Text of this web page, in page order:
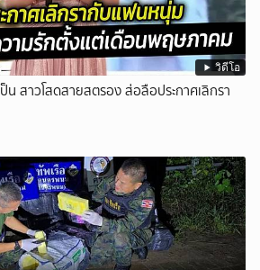
วิดีโอ
น สาวโสดสายสตรอง ส่อลือประกาศเลิกรา